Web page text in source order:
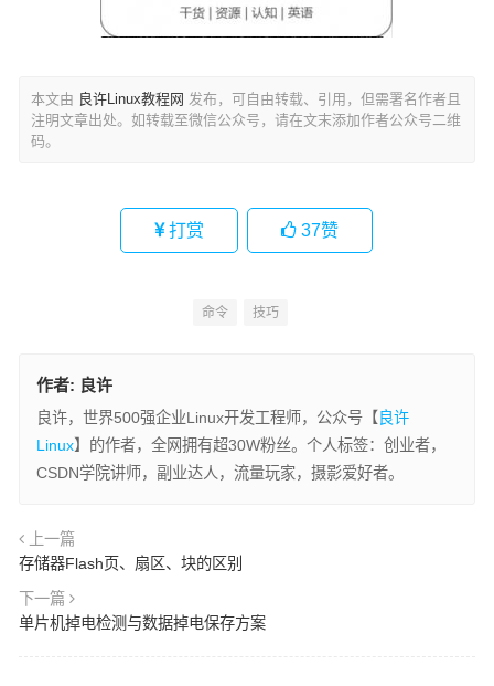
本文由 良许Linux教程网 发布，可自由转载、引用，但需署名作者且
注明文章出处。如转载至微信公众号，请在文末添加作者公众号二维
码。
打赏 37赞
命令 技巧
作者: 良许
良许，世界500强企业Linux开发工程师，公众号【 良许
Linux】的作者，全网拥有超30W粉丝。个人标签：创业者，
CSDN学院讲师，副业达人，流量玩家，摄影爱好者。
上一篇
存储器Flash页、扇区、块的区别
下一篇
单片机掉电检测与数据掉电保存方案